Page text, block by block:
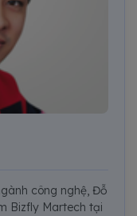
công nghệ, Đỗ
Bizfly Martech tại